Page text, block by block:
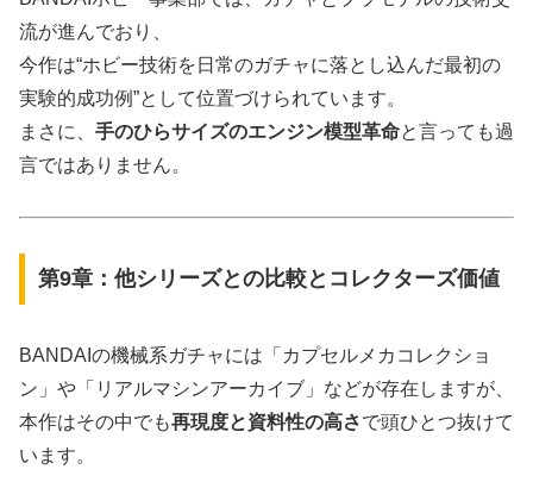
流が進んでおり、
今作は“ホビー技術を日常のガチャに落とし込んだ最初の
実験的成功例”として位置づけられています。
まさに、 手のひらサイズのエンジン模型革命と言っても過
言ではありません。
第9章：他シリーズとの比較とコレクターズ価値
BANDAIの機械系ガチャには「カプセルメカコレクショ
ン」や「リアルマシンアーカイブ」などが存在しますが、
本作はその中でも再現度と資料性の高さで頭ひとつ抜けて
います。